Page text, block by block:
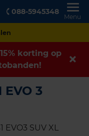
088-5945348
Menu
korting op
EVO 3